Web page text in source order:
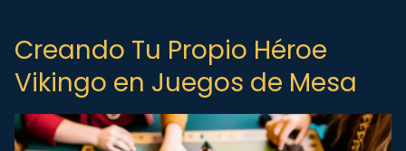
Creando Tu Propio Héroe
Vikingo en Juegos de Mesa